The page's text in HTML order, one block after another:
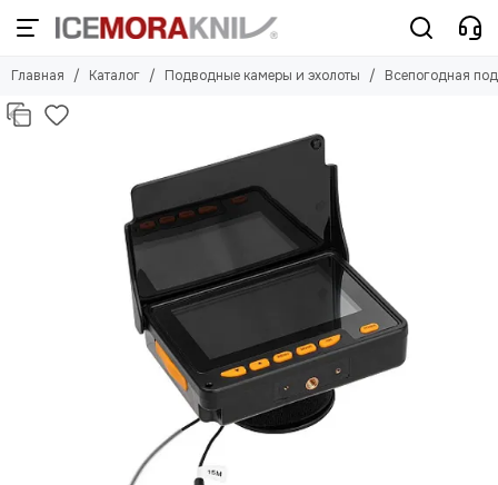
Главная Каталог Подводные камеры и эхолоты Всепогодная